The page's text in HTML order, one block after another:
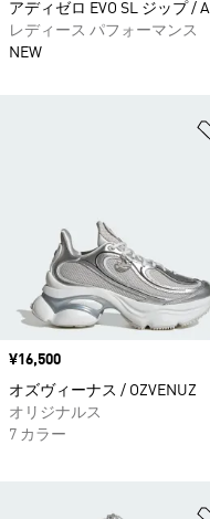
価格
¥16,500
オズヴィーナス / OZVENUZ
オリジナルス
7 カラー
アディゼロ EVO SL ジップ /
レディース パフォーマンス
NEW